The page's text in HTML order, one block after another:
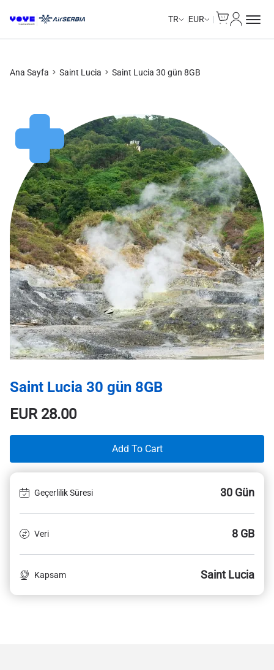
TR EUR
Ana Sayfa Saint Lucia Saint Lucia 30 gün 8GB
Saint Lucia 30 gün 8GB
EUR28.00
Add To Cart
Geçerlilik Süresi 30 Gün
Veri 8 GB
Kapsam Saint Lucia